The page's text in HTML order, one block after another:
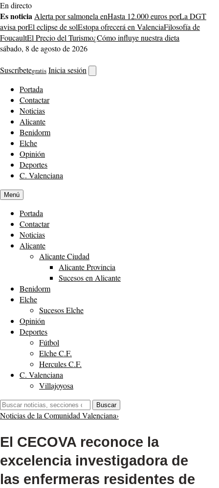
Saltar
al
contenido
En directo
Es noticia Alerta por salmonela enHasta 12.000 euros porLa DGT
avisa porEl eclipse de solEstopa ofrecerá en ValenciaFilosofía de
FoucaultEl Precio del Turismo¿Cómo influye nuestra dieta
sábado, 8 de agosto de 2026
Suscríbetegratis Inicia sesión
buscador
Portada
Contactar
Noticias
Alicante
Benidorm
Elche
Opinión
Deportes
C. Valenciana
Menú
Portada
Contactar
Noticias
Alicante
Alicante Ciudad
Alicante Provincia
Sucesos en Alicante
Benidorm
Elche
Sucesos Elche
Opinión
Deportes
Fútbol
Elche C.F.
Hercules C.F.
C. Valenciana
Villajoyosa
Buscar:
Buscar
Noticias de la Comunidad Valenciana›
El CECOVA reconoce la
excelencia investigadora de
las enfermeras residentes de